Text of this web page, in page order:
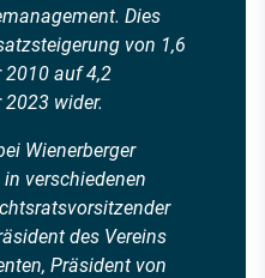
Dies
von 1,6
auf 4,2
wider.
Wienerberger
verschiedenen
des Vereins
Präsident von